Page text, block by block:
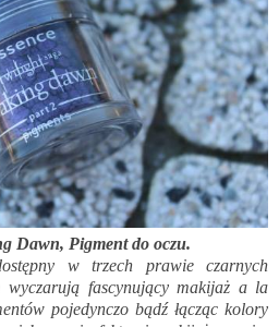
Dawn, Pigment do oczu.
w trzech prawie czarnych
wyczarują fascynujący makijaż a la
pojedynczo bądź łącząc kolory